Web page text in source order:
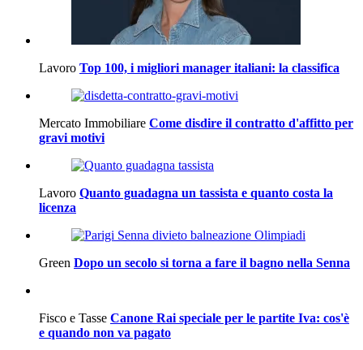
Lavoro Top 100, i migliori manager italiani: la classifica
Mercato Immobiliare Come disdire il contratto d'affitto per
gravi motivi
Lavoro Quanto guadagna un tassista e quanto costa la
licenza
Green Dopo un secolo si torna a fare il bagno nella Senna
Fisco e Tasse Canone Rai speciale per le partite Iva: cos'è
e quando non va pagato